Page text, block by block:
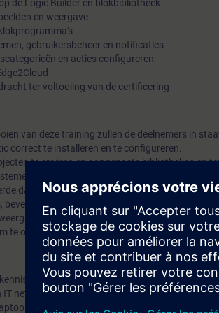
de Logic Builder en blokbibliotheek
en weergave
gebruikersbeheer en notificaties
en acties configureren
ter voltooiing van de certificering
van deze training zullen de deelnemers in
correct te installeren en te configureren.
te creëren en aangepaste bibliotheken en
te integreren via BACnet en andere open
data-analysemethoden toe te passen voor
beveiliging en alarmfuncties efficiënt te beheren.
van systemen en gebouwen te
te onderhouden door middel van back-ups en
van de onderliggende systemen en HVAC
IT netwerken en Windows tools zijn noodzakelijk
mee te nemen waarop Desigo Optic